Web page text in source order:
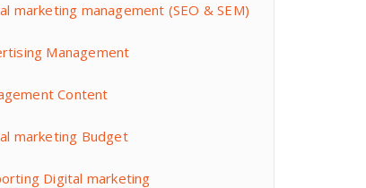
marketing management (SEO & SEM)
Management
Content
marketing Budget
Digital marketing